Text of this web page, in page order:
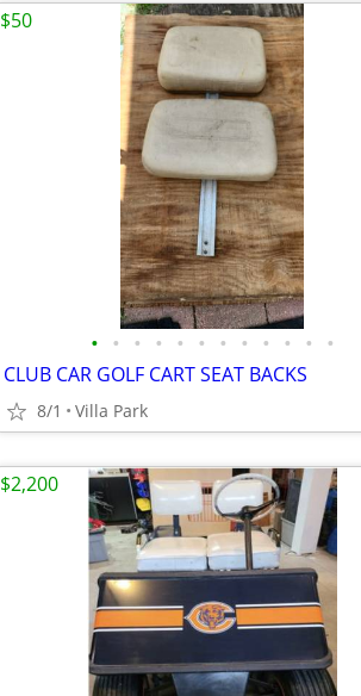
• • • • • • • • • • • •
CLUB CAR GOLF CART SEAT BACKS
8/1 Villa Park
$50
$2,200